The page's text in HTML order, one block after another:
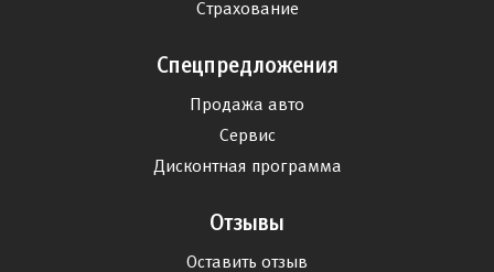
Страхование
Спецпредложения
Продажа авто
Сервис
Дисконтная программа
Отзывы
Оставить отзыв